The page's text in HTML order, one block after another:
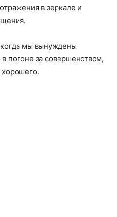
в зеркале и
мы вынуждены
в погоне за совершенством,
хорошего.